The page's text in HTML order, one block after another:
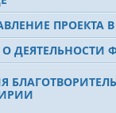
ПРОЕКТА
О ДЕЯТЕЛЬНОСТИ